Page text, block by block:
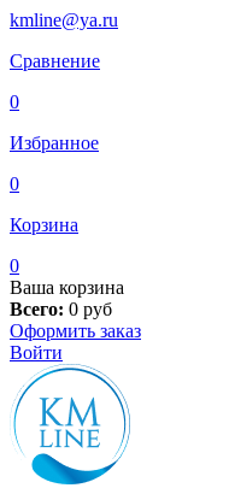
kmline@ya.ru
Сравнение
0
Избранное
0
Корзина
0
Ваша корзина
Всего: 0 руб
Оформить заказ
Войти